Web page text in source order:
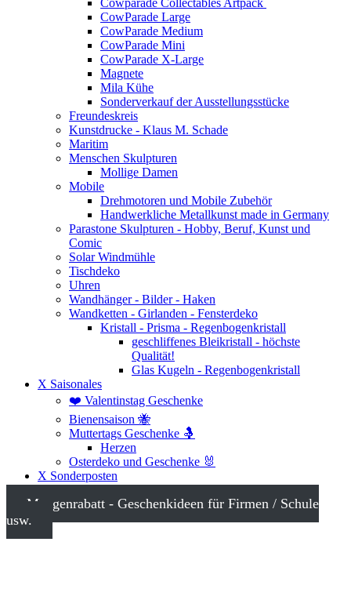
CowParade Large
CowParade Medium
CowParade Mini
CowParade X-Large
Magnete
Mila Kühe
Sonderverkauf der Ausstellungsstücke
Freundeskreis
Kunstdrucke - Klaus M. Schade
Maritim
Menschen Skulpturen
Mollige Damen
Mobile
Drehmotoren und Mobile Zubehör
Handwerkliche Metallkunst made in Germany
Parastone Skulpturen - Hobby, Beruf, Kunst und
Comic
Solar Windmühle
Tischdeko
Uhren
Wandhänger - Bilder - Haken
Wandketten - Girlanden - Fensterdeko
Kristall - Prisma - Regenbogenkristall
geschliffenes Bleikristall - höchste
Qualität!
Glas Kugeln - Regenbogenkristall
X Saisonales
❤️ Valentinstag Geschenke
Bienensaison 🐝
Muttertags Geschenke 🤱
Herzen
Osterdeko und Geschenke 🐰
X Sonderposten
Mengenrabatt - Geschenkideen für Firmen / Schule
usw.